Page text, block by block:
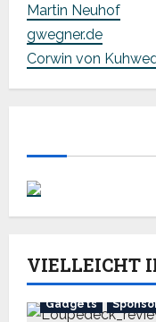
Martin Neuhof
gwegner.de
Corwin von
VIELLEICHT
Gadgets